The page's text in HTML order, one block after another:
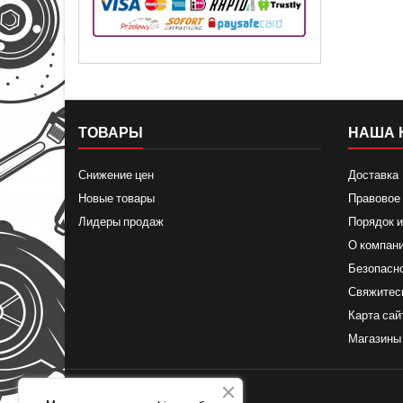
ТОВАРЫ
Снижение цен
Новые товары
Лидеры продаж
НАША
Доставка
Порядок
О
Карта
Магазины